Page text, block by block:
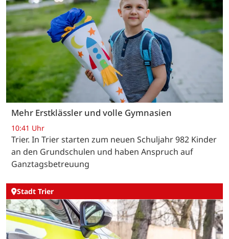
Mehr Erstklässler und volle Gymnasien
10:41 Uhr
Trier. In Trier starten zum neuen Schuljahr 982 Kinder
an den Grundschulen und haben Anspruch auf
Ganztagsbetreuung
Stadt Trier